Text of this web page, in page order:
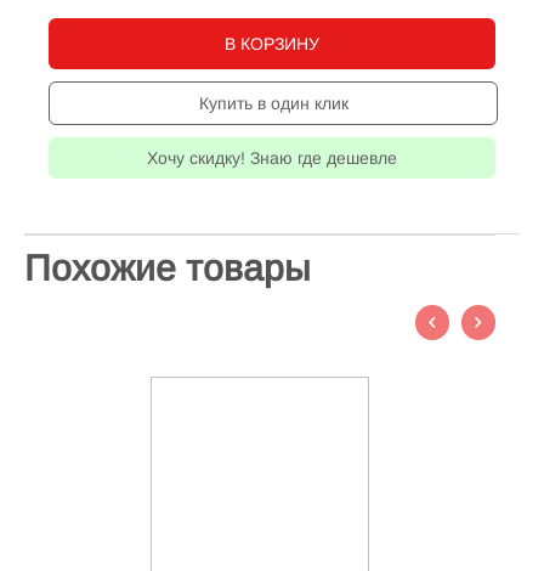
В КОРЗИНУ
Купить в один клик
Хочу скидку! Знаю где дешевле
Похожие товары